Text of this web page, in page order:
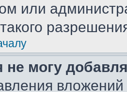
или
не могу